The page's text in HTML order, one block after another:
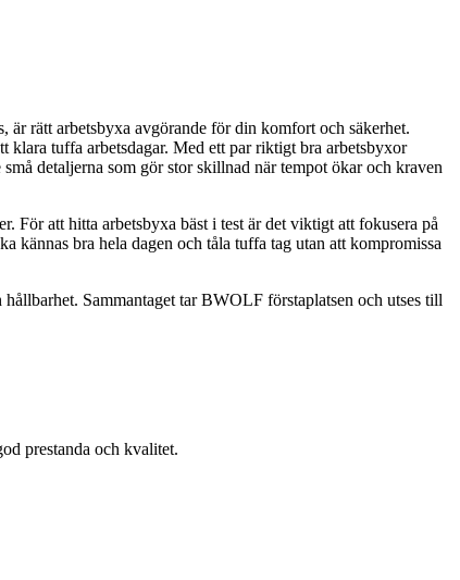
rätt arbetsbyxa avgörande för din komfort och säkerhet.
tuffa arbetsdagar. Med ett par riktigt bra arbetsbyxor
detaljerna som gör stor skillnad när tempot ökar och kraven
För att hitta arbetsbyxa bäst i test är det viktigt att fokusera på
bra hela dagen och tåla tuffa tag utan att kompromissa
Sammantaget tar BWOLF förstaplatsen och utses till
prestanda och kvalitet.